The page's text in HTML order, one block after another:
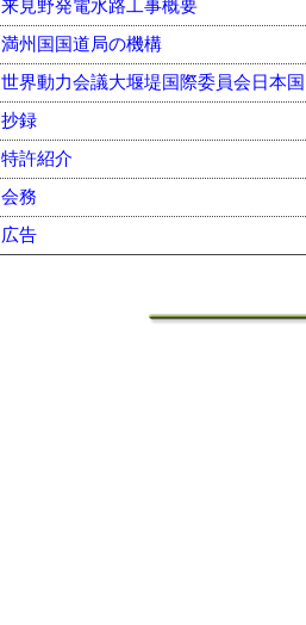
来見野発電水路工事概要
満州国国道局の機構
世界動力会議大堰堤国際委員会日本
抄録
特許紹介
会務
広告